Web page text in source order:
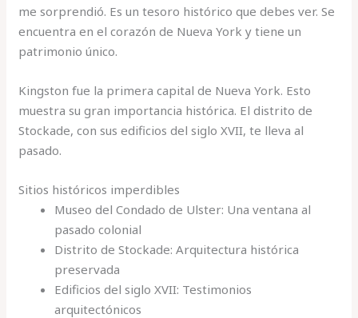
me sorprendió. Es un tesoro histórico que debes ver. Se
encuentra en el corazón de Nueva York y tiene un
patrimonio único.
Kingston fue la primera capital de Nueva York. Esto
muestra su gran importancia histórica. El distrito de
Stockade, con sus edificios del siglo XVII, te lleva al
pasado.
Sitios históricos imperdibles
Museo del Condado de Ulster: Una ventana al
pasado colonial
Distrito de Stockade: Arquitectura histórica
preservada
Edificios del siglo XVII: Testimonios
arquitectónicos